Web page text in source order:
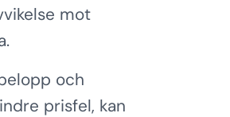
mot
och
prisfel, kan